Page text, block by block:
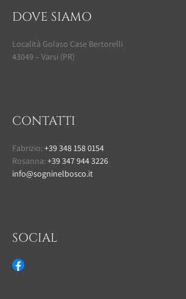
DOVE SIAMO
Località Golaso Case Bertorelli
43049 – Varsi (PR)
CONTATTI
Fabrizio:+39 348 158 0154
Rosanna:+39 347 944 3226
info@sogninelbosco.it
SOCIAL